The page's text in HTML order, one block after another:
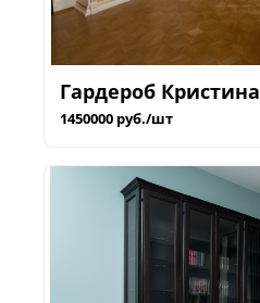
Гардероб Кристина
1450000 руб./шт